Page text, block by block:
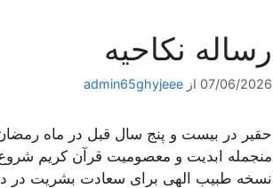
رساله نکاحیه
07/06/2026 از admin65ghyjeee
منجمله ابدیت و معصومیت قرآن كریم شروع
نسخه طبیب الهى براى سعادت بشریت